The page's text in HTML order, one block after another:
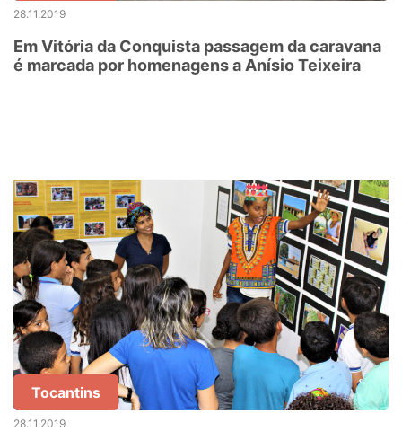
28.11.2019
Em Vitória da Conquista passagem da caravana
é marcada por homenagens a Anísio Teixeira
Tocantins
28.11.2019